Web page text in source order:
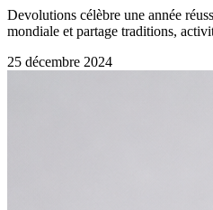
Devolutions célèbre une année
mondiale et partage traditions,
25 décembre 2024